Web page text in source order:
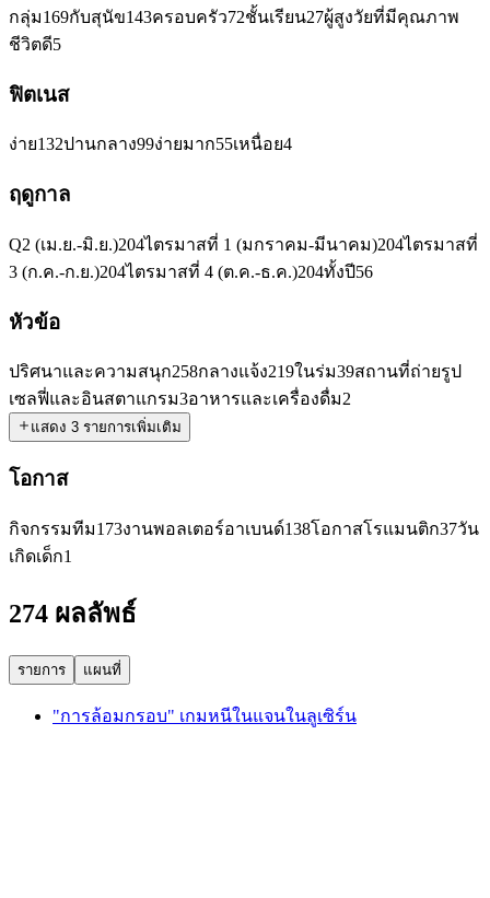
กลุ่ม169กับสุนัข143ครอบครัว72ชั้นเรียน27ผู้สูงวัยที่มีคุณภาพ
ชีวิตดี5
ฟิตเนส
ง่าย132ปานกลาง99ง่ายมาก55เหนื่อย4
ฤดูกาล
Q2 (เม.ย.-มิ.ย.)204ไตรมาสที่ 1 (มกราคม-มีนาคม)204ไตรมาสที่
3 (ก.ค.-ก.ย.)204ไตรมาสที่ 4 (ต.ค.-ธ.ค.)204ทั้งปี56
หัวข้อ
ปริศนาและความสนุก258กลางแจ้ง219ในร่ม39สถานที่ถ่ายรูป
เซลฟี่และอินสตาแกรม3อาหารและเครื่องดื่ม2
แสดง 3 รายการเพิ่มเติม
โอกาส
กิจกรรมทีม173งานพอลเตอร์อาเบนด์138โอกาสโรแมนติก37วัน
เกิดเด็ก1
274 ผลลัพธ์
รายการ แผนที่
"การล้อมกรอบ" เกมหนีในแจนในลูเซิร์น